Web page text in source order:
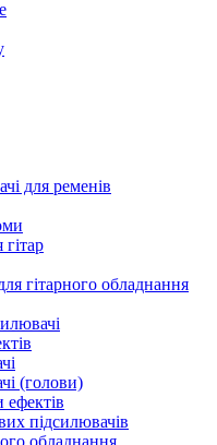
для ременів
гітарного обладнання
(голови)
ефектів
підсилювачів
обладнання